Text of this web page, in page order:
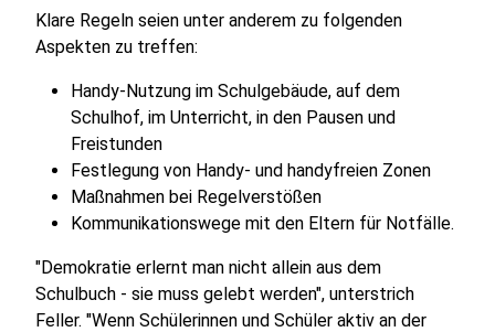
Klare Regeln seien unter anderem zu folgenden
Aspekten zu treffen:
Handy-Nutzung im Schulgebäude, auf dem
Schulhof, im Unterricht, in den Pausen und
Freistunden
Festlegung von Handy- und handyfreien Zonen
Maßnahmen bei Regelverstößen
Kommunikationswege mit den Eltern für Notfälle.
"Demokratie erlernt man nicht allein aus dem
Schulbuch - sie muss gelebt werden", unterstrich
Feller. "Wenn Schülerinnen und Schüler aktiv an der